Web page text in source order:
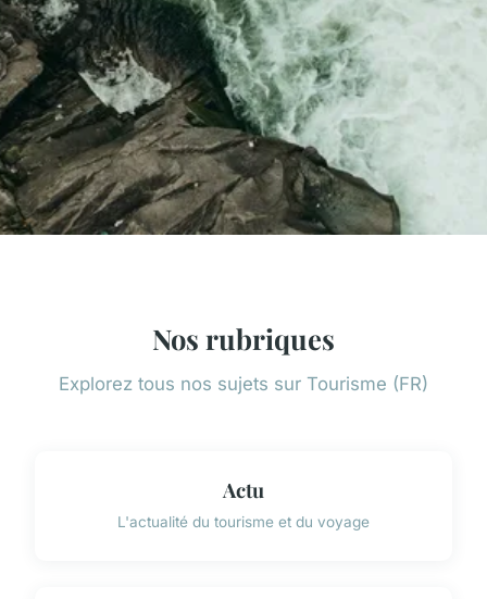
Nos rubriques
Explorez tous nos sujets sur Tourisme (FR)
Actu
L'actualité du tourisme et du voyage